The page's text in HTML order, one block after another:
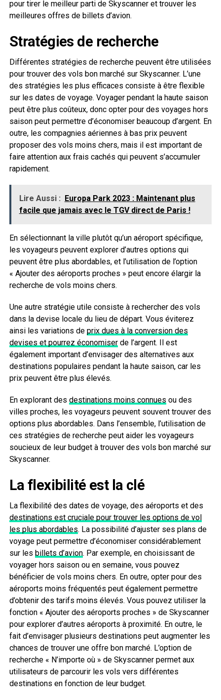
pour tirer le meilleur parti de Skyscanner et trouver les
meilleures offres de billets d’avion.
Stratégies de recherche
Différentes stratégies de recherche peuvent être utilisées
pour trouver des vols bon marché sur Skyscanner. L’une
des stratégies les plus efficaces consiste à être flexible
sur les dates de voyage. Voyager pendant la haute saison
peut être plus coûteux, donc opter pour des voyages hors
saison peut permettre d’économiser beaucoup d’argent. En
outre, les compagnies aériennes à bas prix peuvent
proposer des vols moins chers, mais il est important de
faire attention aux frais cachés qui peuvent s’accumuler
rapidement.
Lire Aussi : Europa Park 2023 : Maintenant plus
facile que jamais avec le TGV direct de Paris !
En sélectionnant la ville plutôt qu’un aéroport spécifique,
les voyageurs peuvent explorer d’autres options qui
peuvent être plus abordables, et l’utilisation de l’option
« Ajouter des aéroports proches » peut encore élargir la
recherche de vols moins chers.
Une autre stratégie utile consiste à rechercher des vols
dans la devise locale du lieu de départ. Vous éviterez
ainsi les variations de prix dues à la conversion des
devises et pourrez économiserde l’argent. Il est
également important d’envisager des alternatives aux
destinations populaires pendant la haute saison, car les
prix peuvent être plus élevés.
En explorant des destinations moins connues ou des
villes proches, les voyageurs peuvent souvent trouver des
options plus abordables. Dans l’ensemble, l’utilisation de
ces stratégies de recherche peut aider les voyageurs
soucieux de leur budget à trouver des vols bon marché sur
Skyscanner.
La flexibilité est la clé
La flexibilité des dates de voyage, des aéroports et des
destinations est cruciale pour trouver les options de vol
les plus abordables. La possibilité d’ajuster ses plans de
voyage peut permettre d’économiser considérablement
sur les billets d’avion. Par exemple, en choisissant de
voyager hors saison ou en semaine, vous pouvez
bénéficier de vols moins chers. En outre, opter pour des
aéroports moins fréquentés peut également permettre
d’obtenir des tarifs moins élevés. Vous pouvez utiliser la
fonction « Ajouter des aéroports proches » de Skyscanner
pour explorer d’autres aéroports à proximité. En outre, le
fait d’envisager plusieurs destinations peut augmenter les
chances de trouver une offre bon marché. L’option de
recherche « N’importe où » de Skyscanner permet aux
utilisateurs de parcourir les vols vers différentes
destinations en fonction de leur budget.